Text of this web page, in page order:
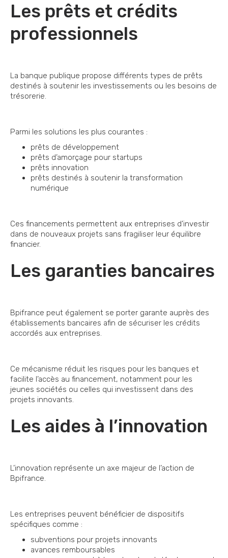
Les prêts et crédits
professionnels
La banque publique propose différents types de prêts
destinés à soutenir les investissements ou les besoins de
trésorerie.
Parmi les solutions les plus courantes :
prêts de développement
prêts d’amorçage pour startups
prêts innovation
prêts destinés à soutenir la transformation
numérique
Ces financements permettent aux entreprises d’investir
dans de nouveaux projets sans fragiliser leur équilibre
financier.
Les garanties bancaires
Bpifrance peut également se porter garante auprès des
établissements bancaires afin de sécuriser les crédits
accordés aux entreprises.
Ce mécanisme réduit les risques pour les banques et
facilite l’accès au financement, notamment pour les
jeunes sociétés ou celles qui investissent dans des
projets innovants.
Les aides à l’innovation
L’innovation représente un axe majeur de l’action de
Bpifrance.
Les entreprises peuvent bénéficier de dispositifs
spécifiques comme :
subventions pour projets innovants
avances remboursables